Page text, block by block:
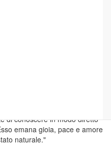
volta
benedizione per il nostro
sta nell'identificazione con i
di conoscere in modo diretto
emana gioia, pace e amore
naturale."